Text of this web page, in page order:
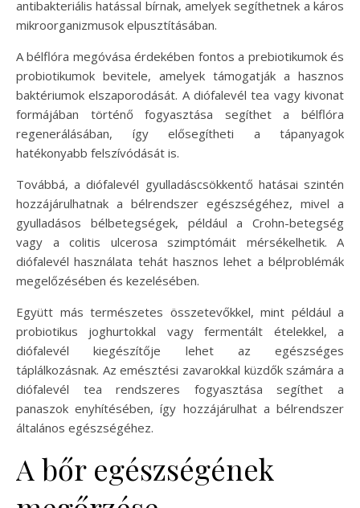
antibakteriális hatással bírnak, amelyek segíthetnek a káros
mikroorganizmusok elpusztításában.
A bélflóra megóvása érdekében fontos a prebiotikumok és
probiotikumok bevitele, amelyek támogatják a hasznos
baktériumok elszaporodását. A diófalevél tea vagy kivonat
formájában történő fogyasztása segíthet a bélflóra
regenerálásában, így elősegítheti a tápanyagok
hatékonyabb felszívódását is.
Továbbá, a diófalevél gyulladáscsökkentő hatásai szintén
hozzájárulhatnak a bélrendszer egészségéhez, mivel a
gyulladásos bélbetegségek, például a Crohn-betegség
vagy a colitis ulcerosa szimptómáit mérsékelhetik. A
diófalevél használata tehát hasznos lehet a bélproblémák
megelőzésében és kezelésében.
Együtt más természetes összetevőkkel, mint például a
probiotikus joghurtokkal vagy fermentált ételekkel, a
diófalevél kiegészítője lehet az egészséges
táplálkozásnak. Az emésztési zavarokkal küzdők számára a
diófalevél tea rendszeres fogyasztása segíthet a
panaszok enyhítésében, így hozzájárulhat a bélrendszer
általános egészségéhez.
A bőr egészségének